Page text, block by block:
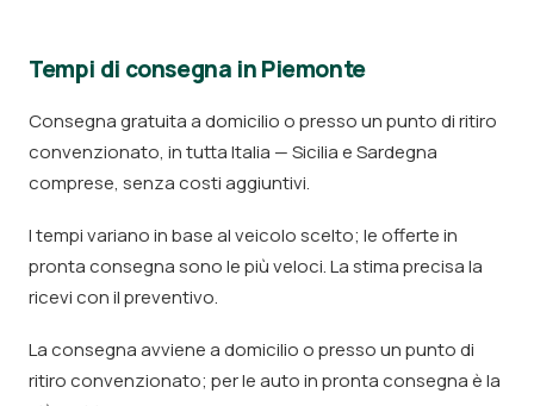
Tempi di consegna in Piemonte
Consegna gratuita a domicilio o presso un punto di ritiro
convenzionato, in tutta Italia — Sicilia e Sardegna
comprese, senza costi aggiuntivi.
I tempi variano in base al veicolo scelto; le offerte in
pronta consegna sono le più veloci. La stima precisa la
ricevi con il preventivo.
La consegna avviene a domicilio o presso un punto di
ritiro convenzionato; per le auto in pronta consegna è la